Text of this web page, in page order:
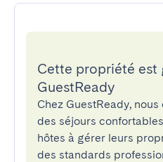
Cette propriété est
GuestReady
Chez GuestReady,
des séjours
hôtes à gérer leurs
des standards